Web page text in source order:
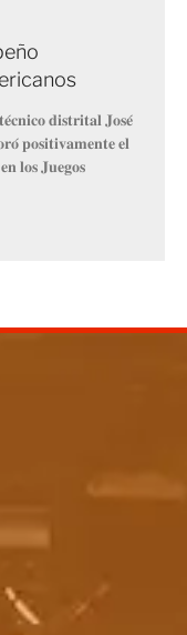
𝐝𝐢𝐬𝐭𝐫𝐢𝐭𝐚𝐥 𝐉𝐨𝐬𝐞́
𝐩𝐨𝐬𝐢𝐭𝐢𝐯𝐚𝐦𝐞𝐧𝐭𝐞 𝐞𝐥
𝐥𝐨𝐬 𝐉𝐮𝐞𝐠𝐨𝐬